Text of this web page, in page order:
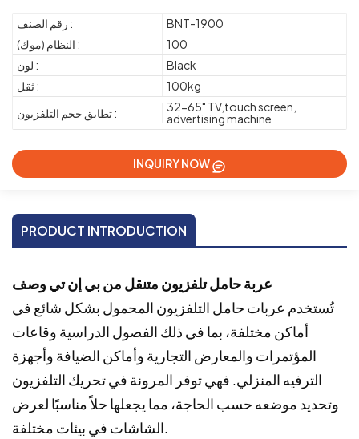
رقم الصنف :
BNT-1900
النظام (موك) :
100
لون :
Black
ثقل :
100kg
تطابق حجم التلفزيون :
32-65" TV,touch screen,
advertising machine
INQUIRY NOW
PRODUCT INTRODUCTION
عربة حامل تلفزيون متنقل من بي إن تي وصف
تُستخدم عربات حامل التلفزيون المحمول بشكل شائع في
أماكن مختلفة، بما في ذلك الفصول الدراسية وقاعات
المؤتمرات والمعارض التجارية وأماكن الضيافة وأجهزة
الترفيه المنزلي. فهي توفر المرونة في تحريك التلفزيون
وتحديد موضعه حسب الحاجة، مما يجعلها حلاً مناسبًا لعرض
الشاشات في بيئات مختلفة.